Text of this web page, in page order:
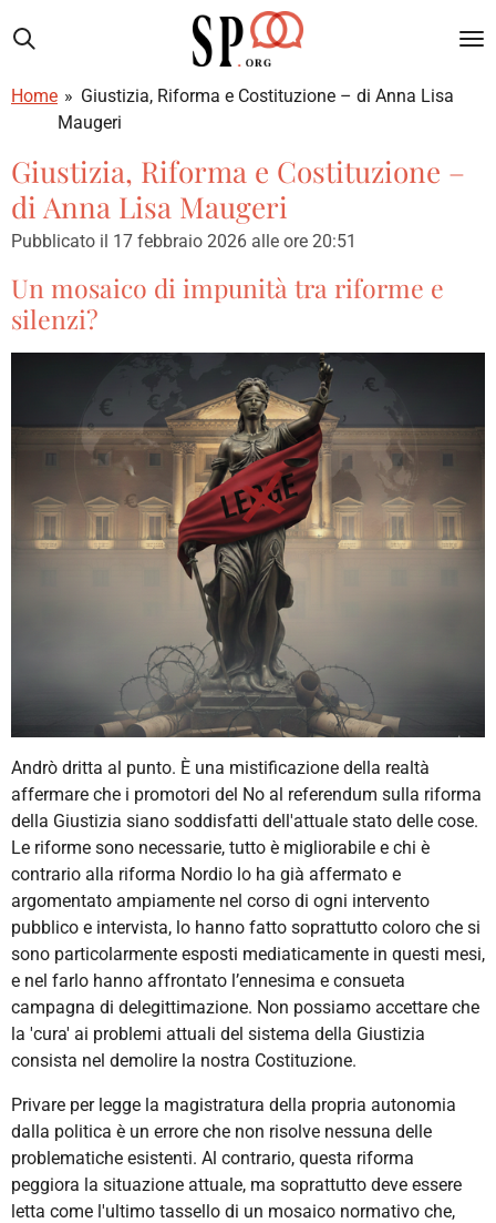
al
principale
Home » Giustizia, Riforma e Costituzione – di Anna Lisa
Maugeri
Giustizia, Riforma e Costituzione –
di Anna Lisa Maugeri
Pubblicato il 17 febbraio 2026 alle ore 20:51
Un mosaico di impunità tra riforme e
silenzi?
Andrò dritta al punto. È una mistificazione della realtà
affermare che i promotori del No al referendum sulla riforma
della Giustizia siano soddisfatti dell'attuale stato delle cose.
Le riforme sono necessarie, tutto è migliorabile e chi è
contrario alla riforma Nordio lo ha già affermato e
argomentato ampiamente nel corso di ogni intervento
pubblico e intervista, lo hanno fatto soprattutto coloro che si
sono particolarmente esposti mediaticamente in questi mesi,
e nel farlo hanno affrontato l’ennesima e consueta
campagna di delegittimazione. Non possiamo accettare che
la 'cura' ai problemi attuali del sistema della Giustizia
consista nel demolire la nostra Costituzione.
Privare per legge la magistratura della propria autonomia
dalla politica è un errore che non risolve nessuna delle
problematiche esistenti. Al contrario, questa riforma
peggiora la situazione attuale, ma soprattutto deve essere
letta come l'ultimo tassello di un mosaico normativo che,